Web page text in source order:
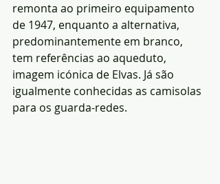
remonta ao primeiro equipamento
de 1947, enquanto a alternativa,
predominantemente em branco,
tem referências ao aqueduto,
imagem icónica de Elvas. Já são
igualmente conhecidas as camisolas
para os guarda-redes.